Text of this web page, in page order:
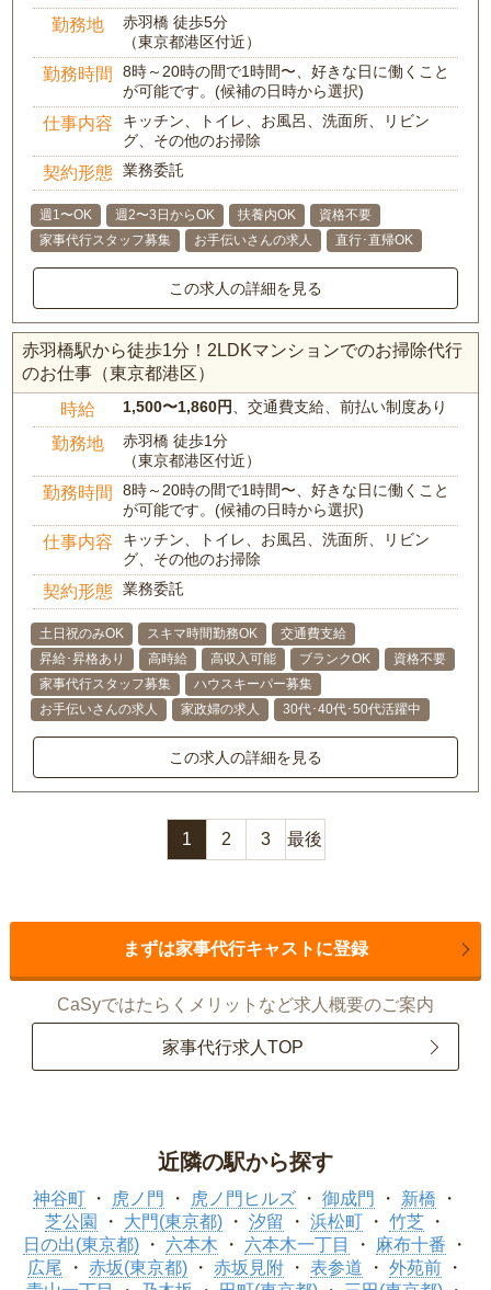
勤務地
赤羽橋 徒歩5分
（東京都港区付近）
勤務時間
8時～20時の間で1時間〜、好きな日に働くこと
が可能です。(候補の日時から選択)
仕事内容
キッチン、トイレ、お風呂、洗面所、リビン
グ、その他のお掃除
契約形態 業務委託
週1〜OK 週2〜3日からOK 扶養内OK
資格不要
家事代行スタッフ募集
お手伝いさんの求人 直行･直帰OK
この求人の詳細を見る
赤羽橋駅から徒歩1分！2LDKマンションでのお掃除代行
のお仕事（東京都港区）
時給 1,500〜1,860円、交通費支給、前払い制度あり
勤務地
赤羽橋 徒歩1分
（東京都港区付近）
勤務時間
8時～20時の間で1時間〜、好きな日に働くこと
が可能です。(候補の日時から選択)
仕事内容
キッチン、トイレ、お風呂、洗面所、リビン
グ、その他のお掃除
契約形態 業務委託
土日祝のみOK スキマ時間勤務OK
交通費支給
昇給･昇格あり
高時給 高収入可能 ブランクOK
資格不要
家事代行スタッフ募集
ハウスキーパー募集
お手伝いさんの求人
家政婦の求人 30代･40代･50代活躍中
この求人の詳細を見る
1 2 3 最後
まずは家事代行キャストに登録
CaSyではたらくメリットなど求人概要のご案内
家事代行求人TOP
近隣の駅から探す
神谷町 虎ノ門 虎ノ門ヒルズ 御成門
新橋
芝公園
大門(東京都) 汐留 浜松町
竹芝
日の出(東京都)
六本木 六本木一丁目
麻布十番
広尾
赤坂(東京都) 赤坂見附 表参道
外苑前